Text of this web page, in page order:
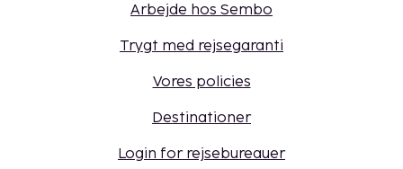
Arbejde hos Sembo
Trygt med rejsegaranti
Vores policies
Destinationer
Login for rejsebureauer